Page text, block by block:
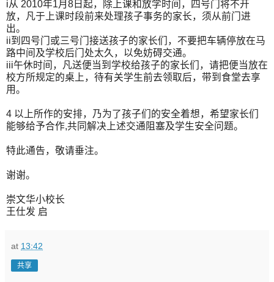
i从 2010年1月8日起，除上课和放学时间，四号门将不开
放，凡于上课时段前来处理孩子事务的家长，须从前门进
出。
ii到四号门或三号门接送孩子的家长们，不要把车辆停放在马
路中间及学校后门处太久，以免妨碍交通。
iii午休时间，凡送便当到学校给孩子的家长们，请把便当放在
校方所规定的桌上，待有关学生前去领取后，带到食堂去享
用。
4 以上所作的安排，乃为了孩子们的安全着想，希望家长们
能够给予合作,共同解决上述交通阻塞及学生安全问题。
特此通告，敬请垂注。
谢谢。
崇文华小校长
王仕发 启
at 13:42
共享